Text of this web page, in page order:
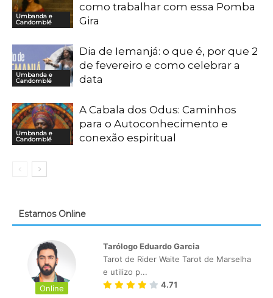
Umbanda e
Candomblé
como trabalhar com essa Pomba
Gira
Umbanda e
Candomblé
Dia de Iemanjá: o que é, por que 2
de fevereiro e como celebrar a
data
Umbanda e
Candomblé
A Cabala dos Odus: Caminhos
para o Autoconhecimento e
conexão espiritual
Estamos Online